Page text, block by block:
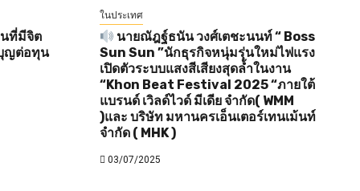
ที่มีจิต
ญต่อทุน
ในประเทศ
นายณัฎฐ์ธนัน วงศ์เตชะนนท์ “ Boss
Sun Sun ”นักธุรกิจหนุ่มรุ่นใหม่ไฟแรง
เปิดตัวระบบแสงสีเสียงสุดล้ำในงาน
“Khon Beat Festival 2025 “ภายใต้
แบรนด์ เวิลด์ไวด์ มีเดีย จำกัด( WMM
)และ บริษัท มหานครเอ็นเตอร์เทนเม้นท์
จำกัด ( MHK )
03/07/2025